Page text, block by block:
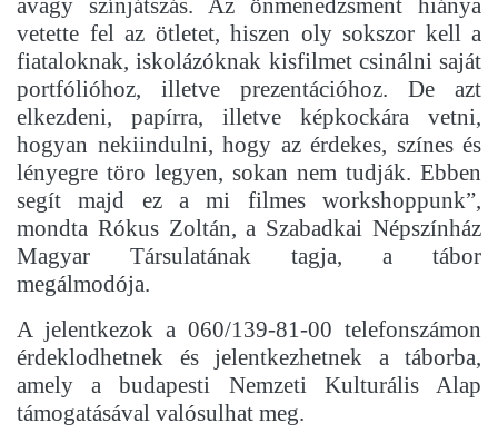
vetette fel az ötletet, hiszen oly sokszor kell a
fiataloknak, iskolázóknak kisfilmet csinálni saját
portfólióhoz, illetve prezentációhoz. De azt
elkezdeni, papírra, illetve képkockára vetni,
hogyan nekiindulni, hogy az érdekes, színes és
lényegre töro legyen, sokan nem tudják. Ebben
segít majd ez a mi filmes workshoppunk”,
mondta Rókus Zoltán, a Szabadkai Népszínház
Magyar Társulatának tagja, a tábor
megálmodója.
A jelentkezok a 060/139-81-00 telefonszámon
érdeklodhetnek és jelentkezhetnek a táborba,
amely a budapesti Nemzeti Kulturális Alap
támogatásával valósulhat meg.